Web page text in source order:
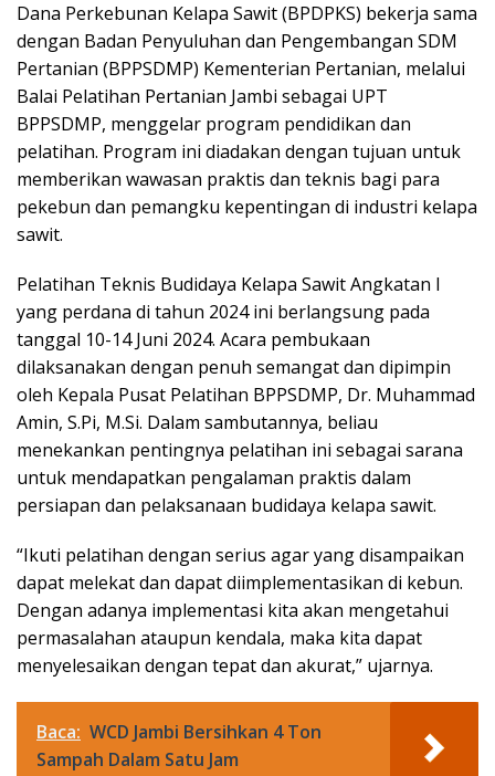
Dana Perkebunan Kelapa Sawit (BPDPKS) bekerja sama
dengan Badan Penyuluhan dan Pengembangan SDM
Pertanian (BPPSDMP) Kementerian Pertanian, melalui
Balai Pelatihan Pertanian Jambi sebagai UPT
BPPSDMP, menggelar program pendidikan dan
pelatihan. Program ini diadakan dengan tujuan untuk
memberikan wawasan praktis dan teknis bagi para
pekebun dan pemangku kepentingan di industri kelapa
sawit.
Pelatihan Teknis Budidaya Kelapa Sawit Angkatan I
yang perdana di tahun 2024 ini berlangsung pada
tanggal 10-14 Juni 2024. Acara pembukaan
dilaksanakan dengan penuh semangat dan dipimpin
oleh Kepala Pusat Pelatihan BPPSDMP, Dr. Muhammad
Amin, S.Pi, M.Si. Dalam sambutannya, beliau
menekankan pentingnya pelatihan ini sebagai sarana
untuk mendapatkan pengalaman praktis dalam
persiapan dan pelaksanaan budidaya kelapa sawit.
“Ikuti pelatihan dengan serius agar yang disampaikan
dapat melekat dan dapat diimplementasikan di kebun.
Dengan adanya implementasi kita akan mengetahui
permasalahan ataupun kendala, maka kita dapat
menyelesaikan dengan tepat dan akurat,” ujarnya.
Baca: WCD Jambi Bersihkan 4 Ton
Sampah Dalam Satu Jam